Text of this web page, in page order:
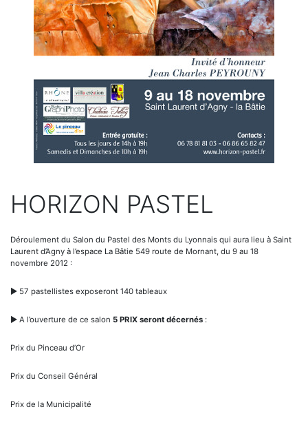
HORIZON PASTEL
Déroulement du Salon du Pastel des Monts du Lyonnais qui aura lieu à Saint
Laurent d’Agny à l’espace La Bâtie 549 route de Mornant, du 9 au 18
novembre 2012 :
► 57 pastellistes exposeront 140 tableaux
► A l’ouverture de ce salon 5 PRIX seront décernés :
Prix du Pinceau d’Or
Prix du Conseil Général
Prix de la Municipalité